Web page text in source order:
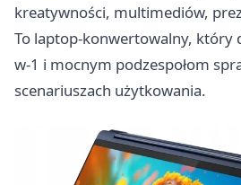
kreatywności, multimediów,
To laptop-konwertowalny, który
w-1 i mocnym podzespołom
scenariuszach użytkowania.